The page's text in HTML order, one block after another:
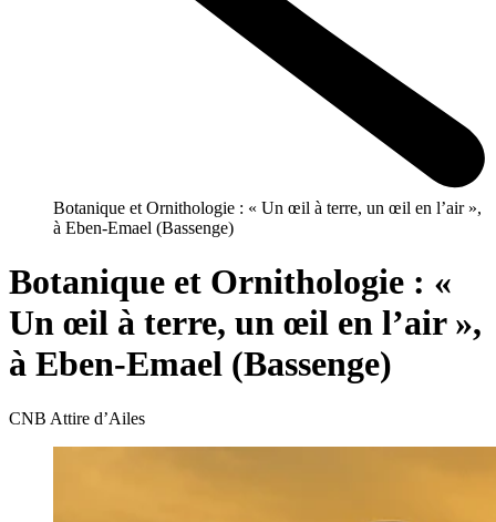
Botanique et Ornithologie : « Un œil à terre, un œil en l’air »,
à Eben-Emael (Bassenge)
Botanique et Ornithologie : «
Un œil à terre, un œil en l’air »,
à Eben-Emael (Bassenge)
CNB Attire d’Ailes